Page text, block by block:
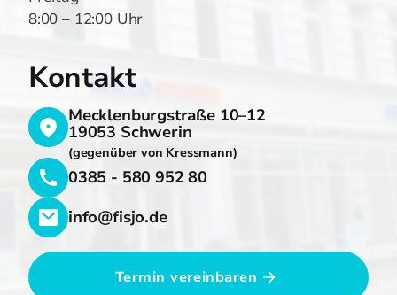
8:00 – 12:00 Uhr
Kontakt
Mecklenburgstraße 10–12
19053 Schwerin
(gegenüber von Kressmann)
0385 - 580 952 80
info@fisjo.de
Termin vereinbaren